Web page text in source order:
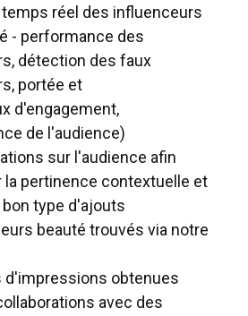
temps réel des influenceurs
- performance des
détection des faux
portée et
d'engagement,
de l'audience)
sur l'audience afin
la pertinence contextuelle et
type d'ajouts
beauté trouvés via notre
d'impressions obtenues
avec des